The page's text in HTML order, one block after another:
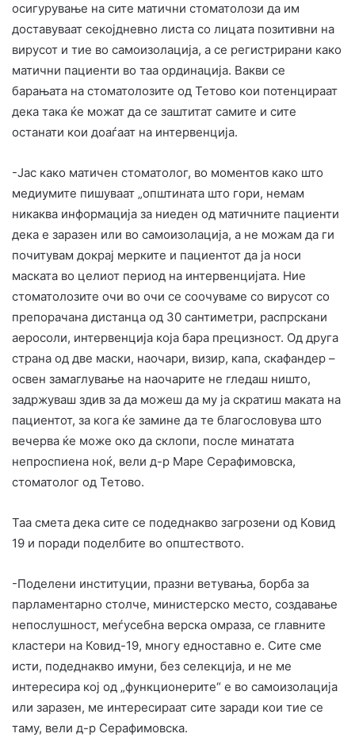
осигурување на сите матични стоматолози да им
доставуваат секојдневно листа со лицата позитивни на
вирусот и тие во самоизолација, а се регистрирани како
матични пациенти во таа ординација. Вакви се
барањата на стоматолозите од Тетово кои потенцираат
дека така ќе можат да се заштитат самите и сите
останати кои доаѓаат на интервенција.
-Јас како матичен стоматолог, во моментов како што
медиумите пишуваат „општината што гори, немам
никаква информација за ниеден од матичните пациенти
дека е заразен или во самоизолација, а не можам да ги
почитувам докрај мерките и пациентот да ја носи
маската во целиот период на интервенцијата. Ние
стоматолозите очи во очи се соочуваме со вирусот со
препорачана дистанца од 30 сантиметри, распрскани
аеросоли, интервенција која бара прецизност. Од друга
страна од две маски, наочари, визир, капа, скафандер –
освен замаглување на наочарите не гледаш ништо,
задржуваш здив за да можеш да му ја скратиш маката на
пациентот, за кога ќе замине да те благословува што
вечерва ќе може око да склопи, после минатата
непроспиена ноќ, вели д-р Маре Серафимовска,
стоматолог од Тетово.
Таа смета дека сите се подеднакво загрозени од Ковид
19 и поради поделбите во општеството.
-Поделени институции, празни ветувања, борба за
парламентарно столче, министерско место, создавање
непослушност, меѓусебна верска омраза, се главните
кластери на Ковид-19, многу едноставно е. Сите сме
исти, подеднакво имуни, без селекција, и не ме
интересира кој од „функционерите“ е во самоизолација
или заразен, ме интересираат сите заради кои тие се
таму, вели д-р Серафимовска.